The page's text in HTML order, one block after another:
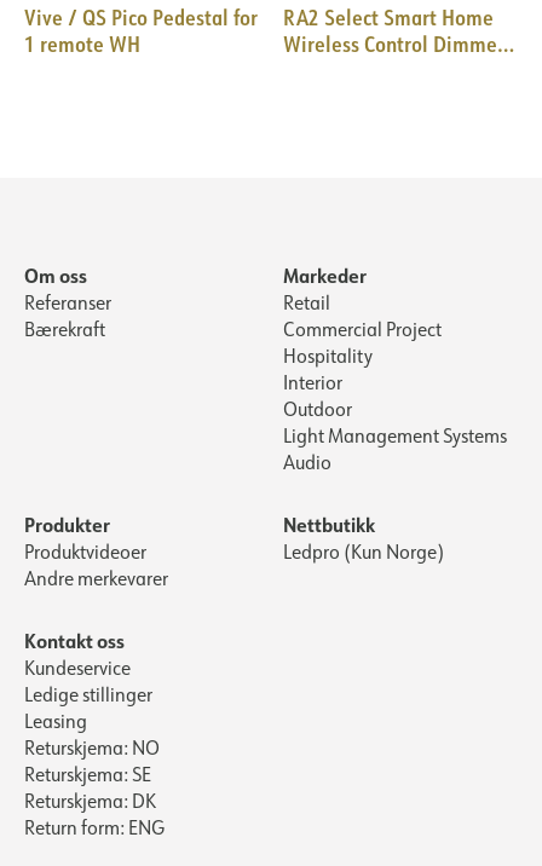
Vive / QS Pico Pedestal for
1 remote WH
RA2 Select Smart Home
Wireless Control Dimmer
Om oss
Referanser
Bærekraft
Markeder
Retail
Commercial Project
Hospitality
Interior
Outdoor
Light Management Systems
Audio
Produkter
Produktvideoer
Andre merkevarer
Nettbutikk
Ledpro (Kun Norge)
Kontakt oss
Kundeservice
Ledige stillinger
Leasing
Returskjema: NO
Returskjema: SE
Returskjema: DK
Return form: ENG